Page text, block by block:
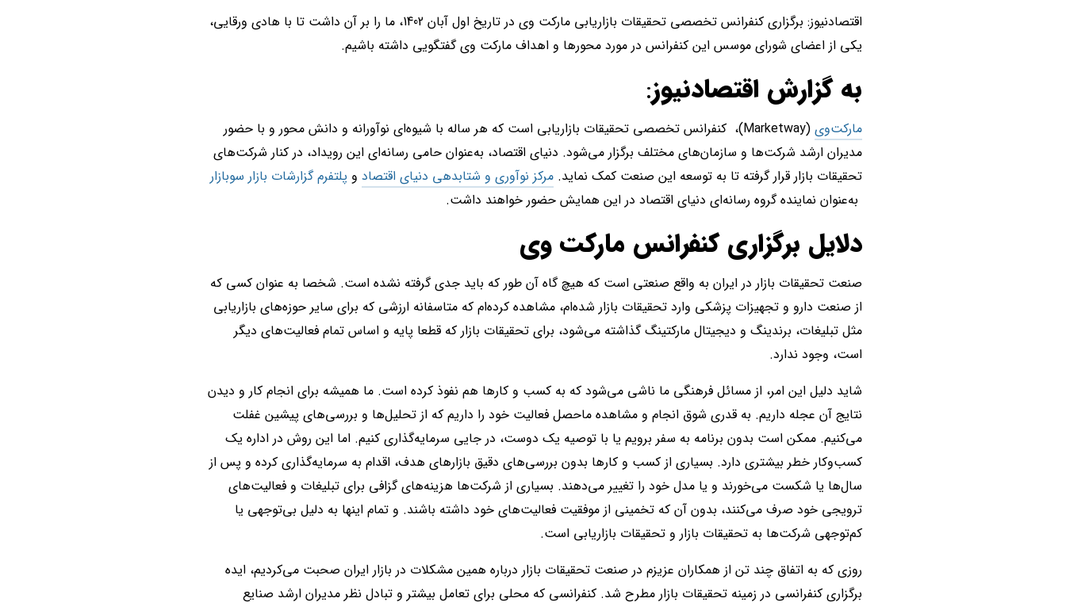
اقتصادنیوز: برگزاری کنفرانس تخصصی تحقیقات بازاریابی مارکت وی در تاریخ اول آبان 1402، ما را بر آن داشت تا با هادی ورقایی،
یکی از اعضای شورای موسس این کنفرانس در مورد محورها و اهداف مارکت وی گفتگویی داشته باشیم.
به گزارش اقتصادنیوز:
مارکت‌وی
(Marketway)، کنفرانس تخصصی تحقیقات بازاریابی است که هر ساله با شیوه‌ای نوآورانه و دانش محور و با حضور
مدیران ارشد شرکت‌ها و سازمان‌های مختلف برگزار می‌شود. دنیای اقتصاد، به‌عنوان حامی رسانه‌ای این رویداد، در کنار شرکت‌های
تحقیقات بازار قرار گرفته تا به توسعه این صنعت کمک نماید. مرکز نوآوری و شتابدهی دنیای اقتصاد و پلتفرم گزارشات بازار سوبازار
به‌عنوان نماینده گروه رسانه‌ای دنیای اقتصاد در این همایش حضور خواهند داشت.
دلایل برگزاری کنفرانس مارکت وی
صنعت تحقیقات بازار در ایران به واقع صنعتی است که هیچ گاه آن طور که باید جدی گرفته نشده است. شخصا به عنوان کسی که
از صنعت دارو و تجهیزات پزشکی وارد تحقیقات بازار شده‌ام، مشاهده کرده‌ام که متاسفانه ارزشی که برای سایر حوزه‌های بازاریابی
مثل تبلیغات، برندینگ و دیجیتال مارکتینگ گذاشته می‌شود، برای تحقیقات بازار که قطعا پایه و اساس تمام فعالیت‌های دیگر
است، وجود ندارد.
شاید دلیل این امر، از مسائل فرهنگی ما ناشی می‌شود که به کسب و کارها هم نفوذ کرده است. ما همیشه برای انجام کار و دیدن
نتایج آن عجله داریم. به قدری شوق انجام و مشاهده ماحصل فعالیت خود را داریم که از تحلیل‌ها و بررسی‌های پیشین غفلت
می‌کنیم. ممکن است بدون برنامه به سفر برویم یا با توصیه یک دوست، در جایی سرمایه‌گذاری کنیم. اما این روش در اداره یک
کسب‌وکار خطر بیشتری دارد. بسیاری از کسب و کارها بدون بررسی‌های دقیق بازارهای هدف، اقدام به سرمایه‌گذاری کرده و پس از
سال‌ها یا شکست می‌خورند و یا مدل خود را تغییر می‌دهند. بسیاری از شرکت‌ها هزینه‌های گزافی برای تبلیغات و فعالیت‌های
ترویجی خود صرف می‌کنند، بدون آن که تخمینی از موفقیت فعالیت‌های خود داشته باشند. و تمام اینها به دلیل بی‌توجهی یا
کم‌توجهی شرکت‌ها به تحقیقات بازار و تحقیقات بازاریابی است.
روزی که به اتفاق چند تن از همکاران عزیزم در صنعت تحقیقات بازار درباره همین مشکلات در بازار ایران صحبت می‌کردیم، ایده
برگزاری کنفرانسی در زمینه تحقیقات بازار مطرح شد. کنفرانسی که محلی برای تعامل بیشتر و تبادل نظر مدیران ارشد صنایع